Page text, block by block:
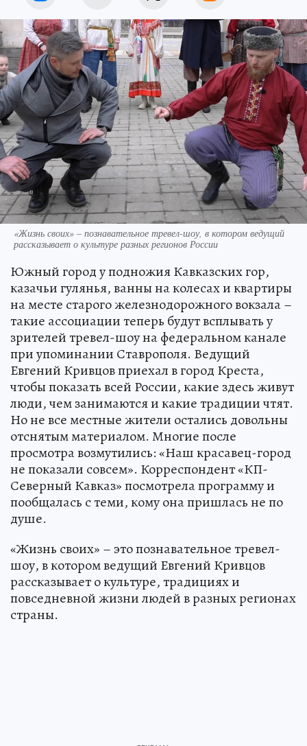
«Жизнь своих» – познавательное тревел-шоу, в котором ведущий
рассказывает о культуре разных регионов России
Южный город у подножия Кавказских гор,
казачьи гулянья, ванны на колесах и квартиры
на месте старого железнодорожного вокзала –
такие ассоциации теперь будут всплывать у
зрителей тревел-шоу на федеральном канале
при упоминании Ставрополя. Ведущий
Евгений Кривцов приехал в город Креста,
чтобы показать всей России, какие здесь живут
люди, чем занимаются и какие традиции чтят.
Но не все местные жители остались довольны
отснятым материалом. Многие после
просмотра возмутились: «Наш красавец-город
не показали совсем». Корреспондент «КП-
Северный Кавказ» посмотрела программу и
пообщалась с теми, кому она пришлась не по
душе.
«Жизнь своих» – это познавательное тревел-
шоу, в котором ведущий Евгений Кривцов
рассказывает о культуре, традициях и
повседневной жизни людей в разных регионах
страны.